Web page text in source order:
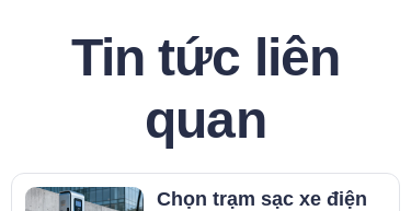
Tin tức liên
quan
Chọn trạm sạc xe điện